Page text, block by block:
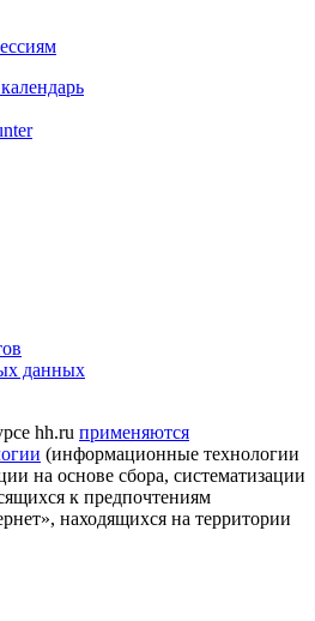
данных
hh.ru применяются
(информационные технологии
на основе сбора, систематизации
к предпочтениям
находящихся на территории